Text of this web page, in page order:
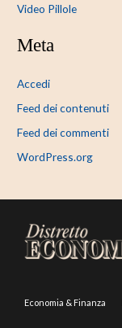
Video Pillole
Meta
Accedi
Feed dei contenuti
Feed dei commenti
WordPress.org
Economia & Finanza